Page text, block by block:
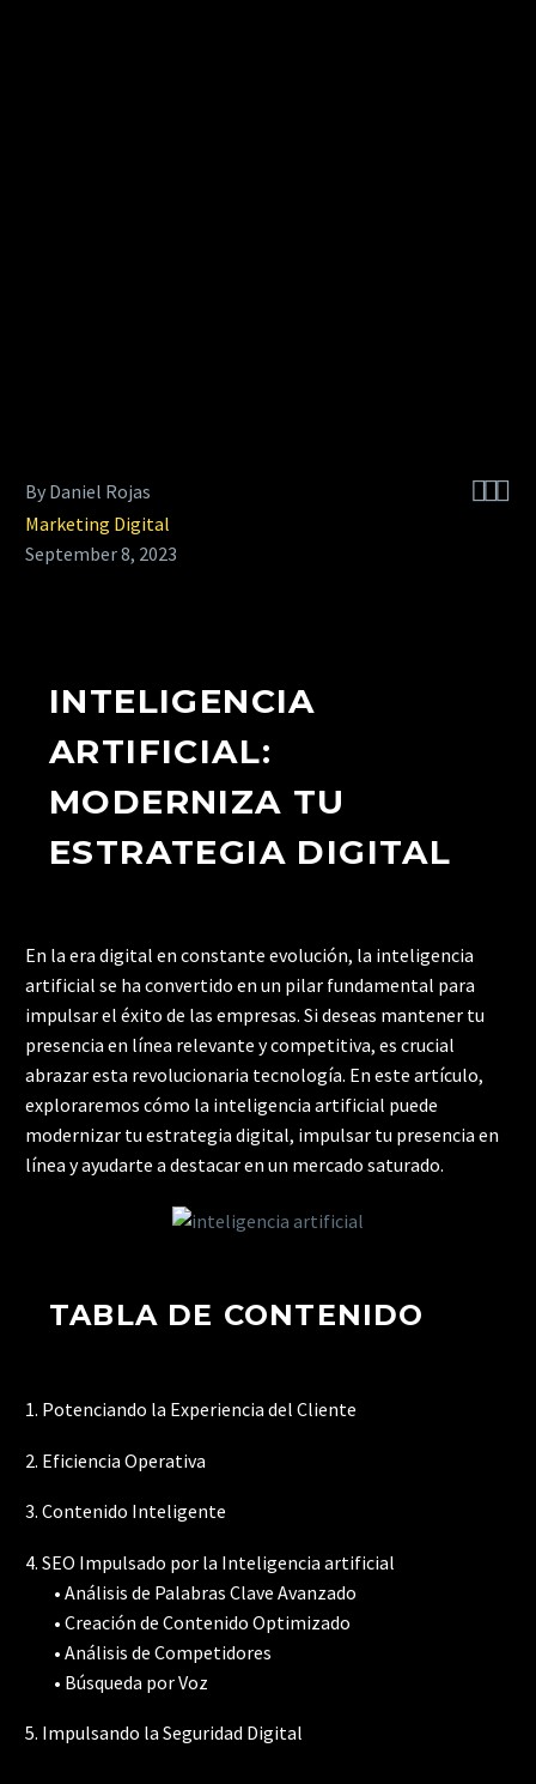

By Daniel Rojas
Marketing Digital
September 8, 2023
INTELIGENCIA
ARTIFICIAL:
MODERNIZA TU
ESTRATEGIA DIGITAL
En la era digital en constante evolución, la inteligencia
artificial se ha convertido en un pilar fundamental para
impulsar el éxito de las empresas. Si deseas mantener tu
presencia en línea relevante y competitiva, es crucial
abrazar esta revolucionaria tecnología. En este artículo,
exploraremos cómo la inteligencia artificial puede
modernizar tu estrategia digital, impulsar tu presencia en
línea y ayudarte a destacar en un mercado saturado.
TABLA DE CONTENIDO
1. Potenciando la Experiencia del Cliente
2. Eficiencia Operativa
3. Contenido Inteligente
4. SEO Impulsado por la Inteligencia artificial
• Análisis de Palabras Clave Avanzado
• Creación de Contenido Optimizado
• Análisis de Competidores
• Búsqueda por Voz
5. Impulsando la Seguridad Digital